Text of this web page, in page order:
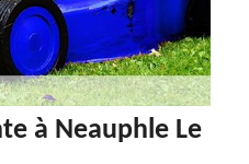
à Neauphle Le